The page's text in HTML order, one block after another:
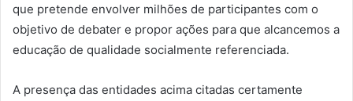
que pretende envolver milhões de participantes com o
objetivo de debater e propor ações para que alcancemos a
educação de qualidade socialmente referenciada.
A presença das entidades acima citadas certamente